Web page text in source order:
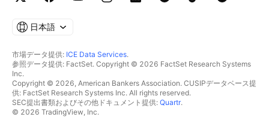
日本語
市場データ提供: ICE Data Services.
参照データ提供: FactSet. Copyright © 2026 FactSet Research Systems
Inc.
Copyright © 2026, American Bankers Association. CUSIPデータベース提
供: FactSet Research Systems Inc. All rights reserved.
SEC提出書類およびその他ドキュメント提供: Quartr.
© 2026 TradingView, Inc.